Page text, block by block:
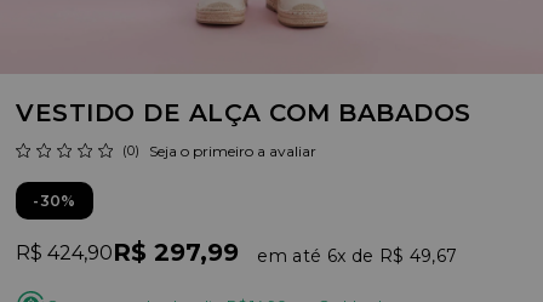
VESTIDO DE ALÇA COM BABADOS
(0) Seja o primeiro a avaliar
30%
R$ 424,90R$ 297,99 6x R$ 49,67